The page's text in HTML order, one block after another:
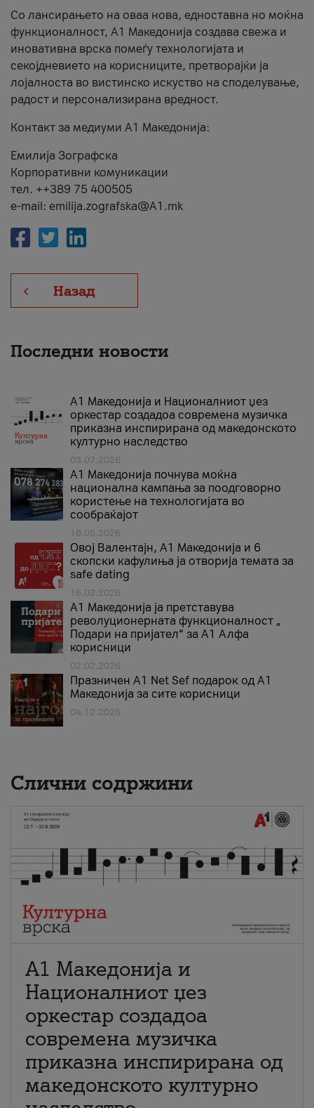
Со лансирањето на оваа нова, едноставна но моќна
функционалност, А1 Македонија создава свежа и
иновативна врска помеѓу технологијата и
секојдневието на корисниците, претворајќи ја
лојалноста во вистинско искуство на споделување,
радост и персонализирана вредност.
Контакт за медиуми А1 Македонија:
Емилија Зографска
Корпоративни комуникации
тел. ++389 75 400505
e-mail: emilija.zografska@A1.mk
Назад
Последни новости
А1 Македонија и Националниот џез
оркестар создадоа современа музичка
приказна инспирирана од македонското
културно наследство
03.07.2026
A1 Македонија почнува моќна
национална кампања за поодговорно
користење на технологијата во
сообраќајот
18.05.2026
Овој Валентајн, A1 Македонија и 6
скопски кафулиња ја отворија темата за
safe dating
16.02.2026
А1 Македонија ја претставува
револуционерната функционалност „
Подари на пријател“ за А1 Алфа
корисници
02.02.2026
Празничен A1 Net Sеf подарок од А1
Македонија за сите корисници
04.12.2025
Слични содржини
А1 Македонија и
Националниот џез
оркестар создадоа
современа музичка
приказна инспирирана од
македонското културно